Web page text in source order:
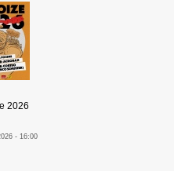
2026
- 16:00